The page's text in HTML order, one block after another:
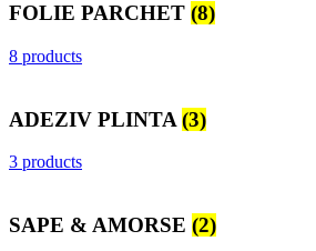
FOLIE PARCHET (8)
8 products
ADEZIV PLINTA (3)
3 products
SAPE & AMORSE (2)